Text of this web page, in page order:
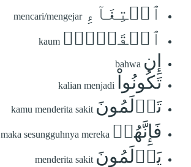
ٱبۡتِغَآءِ mencari/mengejar
ٱلۡقَوۡمِۖ kaum
إِن bahwa
تَكُونُواْ kalian menjadi
تَأۡلَمُونَ kamu menderita sakit
فَإِنَّهُمۡ maka sesungguhnya mereka
يَأۡلَمُونَ menderita sakit